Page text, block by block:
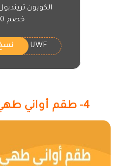
خصم 10%
UWF
4- طقم أواني طهي جرانيتا 7 قطع